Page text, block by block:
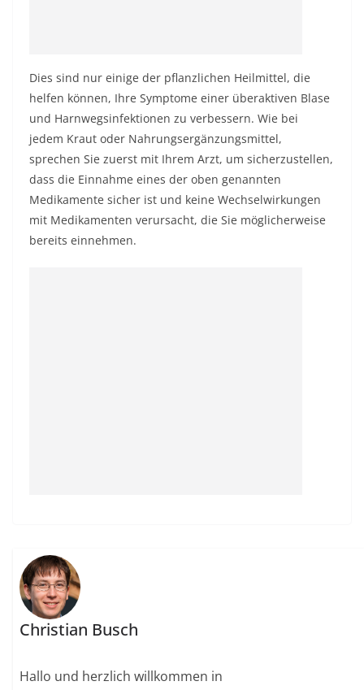
Dies sind nur einige der pflanzlichen Heilmittel, die
helfen können, Ihre Symptome einer überaktiven Blase
und Harnwegsinfektionen zu verbessern. Wie bei
jedem Kraut oder Nahrungsergänzungsmittel,
sprechen Sie zuerst mit Ihrem Arzt, um sicherzustellen,
dass die Einnahme eines der oben genannten
Medikamente sicher ist und keine Wechselwirkungen
mit Medikamenten verursacht, die Sie möglicherweise
bereits einnehmen.
Christian Busch
Hallo und herzlich willkommen in